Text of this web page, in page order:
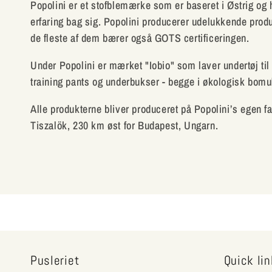
i
o
n
:
Popolini er et stofblemærke som er baseret i Østrig og
erfaring bag sig. Popolini producerer udelukkende
de fleste af dem bærer også GOTS certificeringen.
Under Popolini er mærket "Iobio" som laver undertøj til
training pants og underbukser - begge i økologisk
Alle produkterne bliver produceret på Popolini’s egen
Tiszalök, 230 km øst for Budapest, Ungarn.
Pusleriet Quick